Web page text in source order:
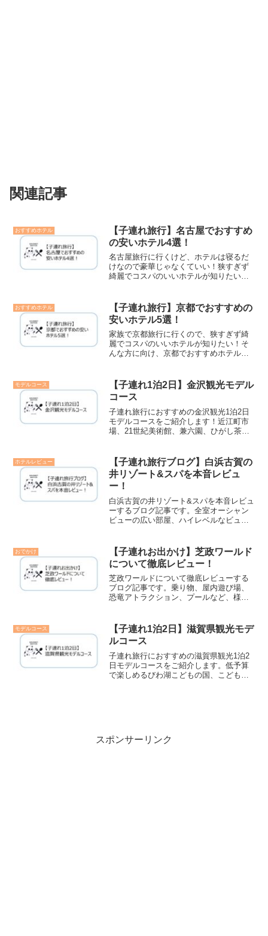
関連記事
おすすめホテル
【子連れ旅行】名古屋でおすすめ
の安いホテル4選！
名古屋旅行に行くけど、ホテルは寝るだ
けなので豪華じゃなくていい！狭すぎず
綺麗でコスパのいいホテルが知りたい！
テゴリー毎にご紹介します。コスパ最強
ホテルも記載してます！
おすすめホテル
【子連れ旅行】京都でおすすめの
安いホテル5選！
家族で京都旅行に行くので、狭すぎず綺
麗でコスパのいいホテルが知りたい！そ
んな方に向け、京都でおすすめホテルを5
テイが楽しめる、など目的別にご紹介す
るので是非ご覧ください！
モデルコース
【子連れ1泊2日】金沢観光モデル
コース
子連れ旅行におすすめの金沢観光1泊2日
モデルコースをご紹介します！近江町市
場、21世紀美術館、兼六園、ひがし茶屋
底レビューしてるので、是非最後までご
覧ください！
ホテルレビュー
【子連れ旅行ブログ】白浜古賀の
井リゾート&スパを本音レビュ
ー！
白浜古賀の井リゾート&スパを本音レビュ
ーするブログ記事です。全室オーシャン
ビューの広い部屋、ハイレベルなビュッ
ど、魅力たくさんでコスパ抜群のホテル
です！
おでかけ
【子連れお出かけ】芝政ワールド
について徹底レビュー！
芝政ワールドについて徹底レビューする
ブログ記事です。乗り物、屋内遊び場、
恐竜アトラクション、プールなど、様々
ルな恐竜に出会える恐竜の森が特におす
すめ！
モデルコース
【子連れ1泊2日】滋賀県観光モデ
ルコース
子連れ旅行におすすめの滋賀県観光1泊2
日モデルコースをご紹介します。低予算
で楽しめるびわ湖こどもの国、こども交
スポンサーリンク